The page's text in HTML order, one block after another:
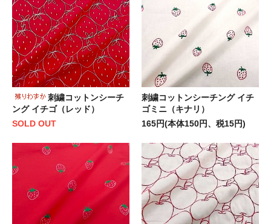
刺繍コットンシーチ
ング イチゴ（レッド）
SOLD OUT
刺繍コットンシーチング イチ
ゴミニ（キナリ）
165円(本体150円、税15円)